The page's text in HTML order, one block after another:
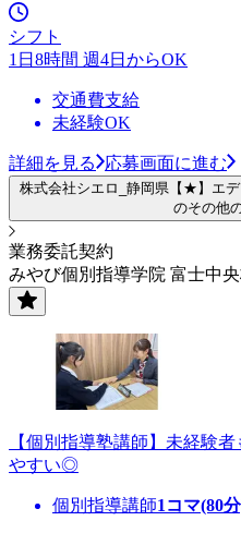
シフト
1日8時間 週4日からOK
交通費支給
未経験OK
詳細を見る 応募画面に進む
株式会社シエロ_静岡県【★】エ
のその他
業務委託契約
みやび個別指導学院 富士中
【個別指導塾講師】未経験
やすい◎
個別指導講師1コマ(80